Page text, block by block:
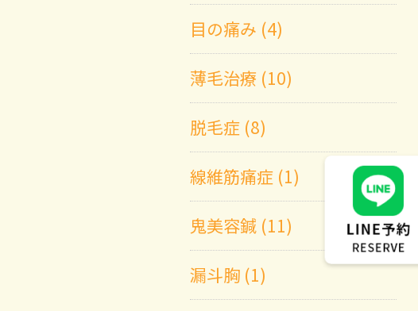
目の痛み (4)
薄毛治療 (10)
脱毛症 (8)
線維筋痛症 (1)
鬼美容鍼 (11)
漏斗胸 (1)